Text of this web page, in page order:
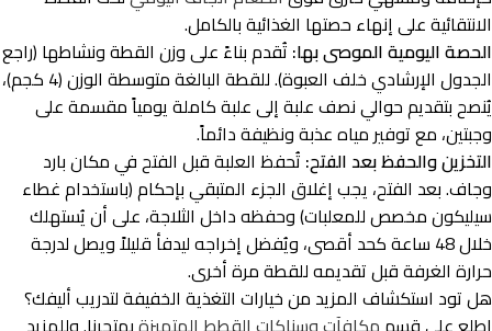
الانتقائية على إنهاء حصتها الغذائية بالكامل.
الحصة اليومية الموصى بها: تُقدم بناءً على وزن القطة ونشاطها (راجع
الجدول الإرشادي خلف العبوة). للقطة البالغة متوسطة الوزن (4 كجم)،
يُنصح بتقديم حوالي نصف علبة إلى علبة كاملة يومياً مقسمة على
وجبتين، مع توفير مياه عذبة ونظيفة دائماً.
التخزين والحفظ بعد الفتح: تُحفظ العلبة قبل الفتح في مكان بارد
وجاف. بعد الفتح، يجب إغلاق الجزء المتبقي بإحكام (باستخدام غطاء
سيليكون مخصص للمعلبات) وحفظه داخل الثلاجة، على أن يُستهلك
خلال 48 ساعة كحد أقصى، ويُفضل إخراجه ليدفأ قليلاً ويصل لدرجة
حرارة الغرفة قبل تقديمه للقطة مرة أخرى.
هل تود استكشاف المزيد من خيارات التغذية الخفيفة لتدريب أليفك؟